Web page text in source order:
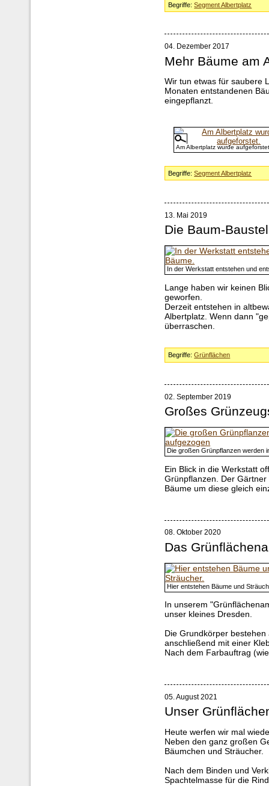
Begriffe:Segment Albertplatz
04. Dezember 2017
Mehr Bäume am
Wir tun etwas für saubere
Monaten entstandenen
eingepflanzt.
Am Albertplatz wurde
Begriffe:Segment Albertplatz
13. Mai 2019
Die Baum-
In der Werkstatt entstehen und
Lange haben wir keinen
geworfen.
Derzeit entstehen in
Albertplatz. Wenn dann
überraschen.
Begriffe:Grünflächen
02. September 2019
Großes
Die großen Grünpflanzen werden
Ein Blick in die Werkstatt
Grünpflanzen. Der
Bäume um diese gleich
08. Oktober 2020
Das
Hier entstehen Bäume und
In unserem
unser kleines Dresden.
Die Grundkörper
anschließend mit einer
Nach dem Farbauftrag
05. August 2021
Unser
Heute werfen wir mal
Neben den ganz großen
Bäumchen und Sträucher.
Nach dem Binden und
Spachtelmasse für die